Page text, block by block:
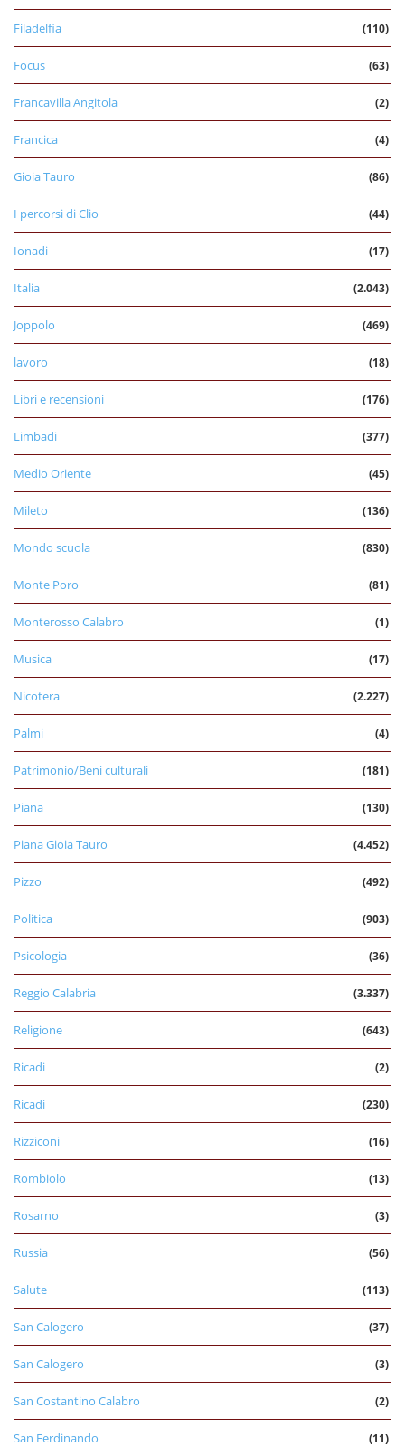
Filadelfia (110)
Focus (63)
Francavilla Angitola (2)
Francica (4)
Gioia Tauro (86)
I percorsi di Clio (44)
Ionadi (17)
Italia (2.043)
Joppolo (469)
lavoro (18)
Libri e recensioni (176)
Limbadi (377)
Medio Oriente (45)
Mileto (136)
Mondo scuola (830)
Monte Poro (81)
Monterosso Calabro (1)
Musica (17)
Nicotera (2.227)
Palmi (4)
Patrimonio/Beni culturali (181)
Piana (130)
Piana Gioia Tauro (4.452)
Pizzo (492)
Politica (903)
Psicologia (36)
Reggio Calabria (3.337)
Religione (643)
Ricadi (2)
Ricadi (230)
Rizziconi (16)
Rombiolo (13)
Rosarno (3)
Russia (56)
Salute (113)
San Calogero (37)
San Calogero (3)
San Costantino Calabro (2)
San Ferdinando (11)